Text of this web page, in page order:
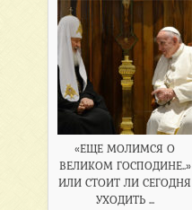
«ЕЩЕ МОЛИМСЯ О
ВЕЛИКОМ ГОСПОДИНЕ..»
ИЛИ СТОИТ ЛИ СЕГОДНЯ
УХОДИТЬ ...